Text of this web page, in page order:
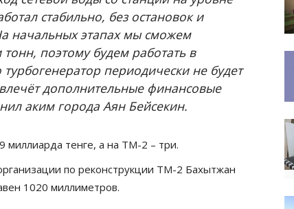
стабильно, без остановок и
начальных этапах мы сможем
поэтому будем работать в
периодически не будет
дополнительные финансовые
аким города Аян Бейсекин.
тенге, а на ТМ-2 – три.
по реконструкции ТМ-2 Бахытжан
1020 миллиметров.